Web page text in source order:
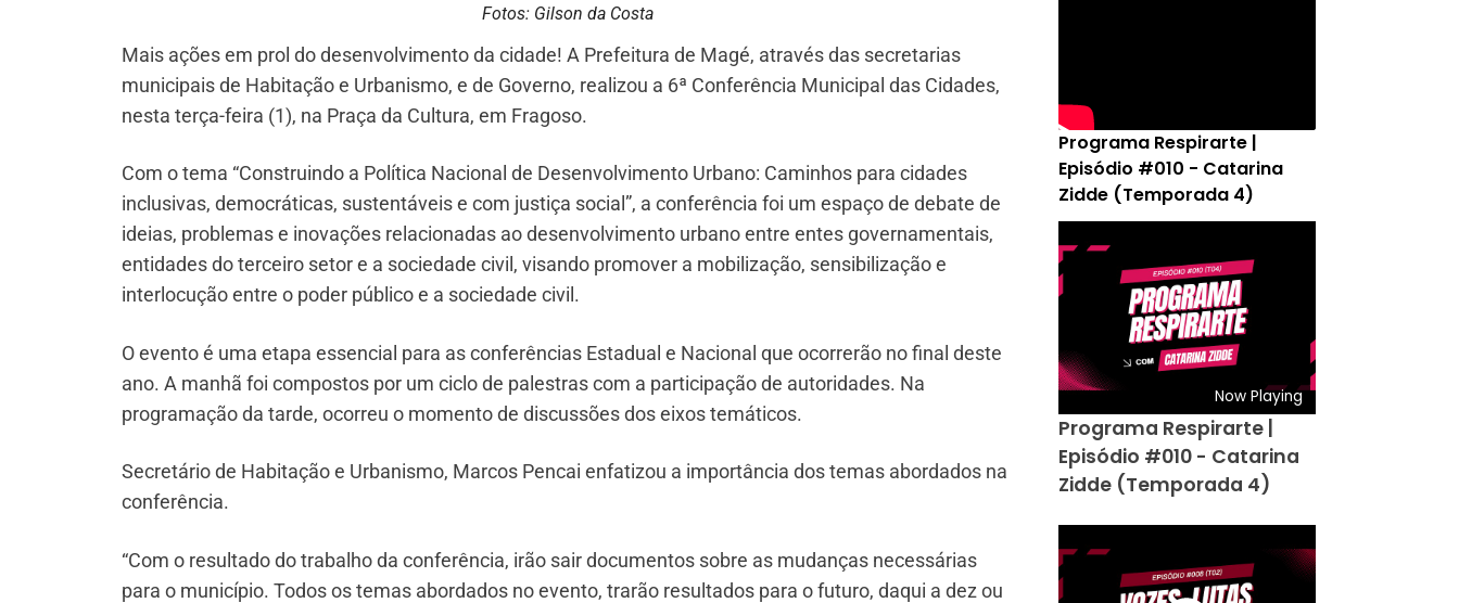
Fotos: Gilson da Costa
Mais ações em prol do desenvolvimento da cidade! A Prefeitura de Magé, através das secretarias
municipais de Habitação e Urbanismo, e de Governo, realizou a 6ª Conferência Municipal das Cidades,
nesta terça-feira (1), na Praça da Cultura, em Fragoso.
Com o tema “Construindo a Política Nacional de Desenvolvimento Urbano: Caminhos para cidades
inclusivas, democráticas, sustentáveis e com justiça social”, a conferência foi um espaço de debate de
ideias, problemas e inovações relacionadas ao desenvolvimento urbano entre entes governamentais,
entidades do terceiro setor e a sociedade civil, visando promover a mobilização, sensibilização e
interlocução entre o poder público e a sociedade civil.
O evento é uma etapa essencial para as conferências Estadual e Nacional que ocorrerão no final deste
ano. A manhã foi compostos por um ciclo de palestras com a participação de autoridades. Na
programação da tarde, ocorreu o momento de discussões dos eixos temáticos.
Secretário de Habitação e Urbanismo, Marcos Pencai enfatizou a importância dos temas abordados na
conferência.
“Com o resultado do trabalho da conferência, irão sair documentos sobre as mudanças necessárias
para o município. Todos os temas abordados no evento, trarão resultados para o futuro, daqui a dez ou
Programa Respirarte |
Episódio #010 - Catarina
Zidde (Temporada 4)
Now Playing
Programa Respirarte |
Episódio #010 - Catarina
Zidde (Temporada 4)